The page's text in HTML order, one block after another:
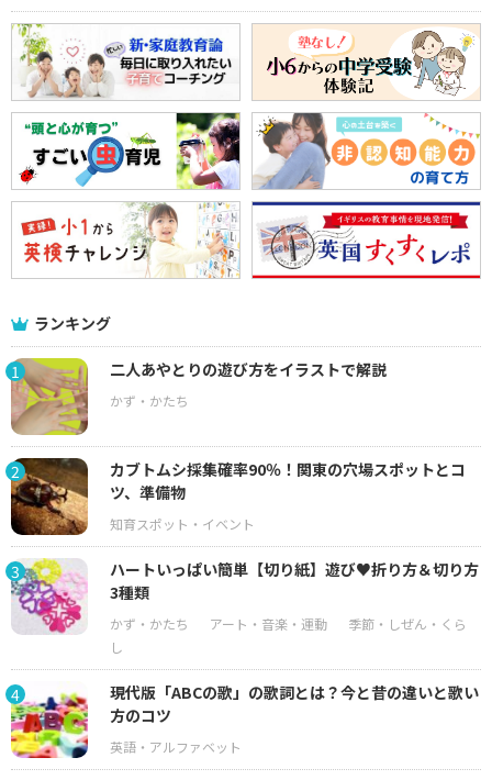
ランキング
1 二人あやとりの遊び方をイラストで解説
2
カブトムシ採集確率90％！関東の穴場スポットとコ
ツ、準備物
3
ハートいっぱい簡単【切り紙】遊び♥折り方＆切り方
3種類
4
現代版「ABCの歌」の歌詞とは？今と昔の違いと歌い
方のコツ